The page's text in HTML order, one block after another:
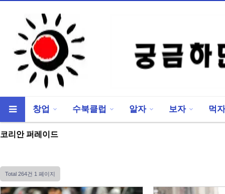
창업 수북클럽 알자 보자
먹자
코리안 퍼레이드
Total 264건 1 페이지